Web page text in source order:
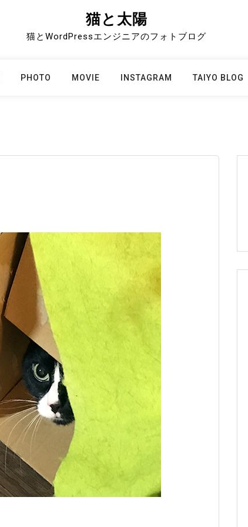
猫と太陽
猫とWordPressエンジニアのフォトブログ
PHOTO MOVIE INSTAGRAM TAIYO BLOG